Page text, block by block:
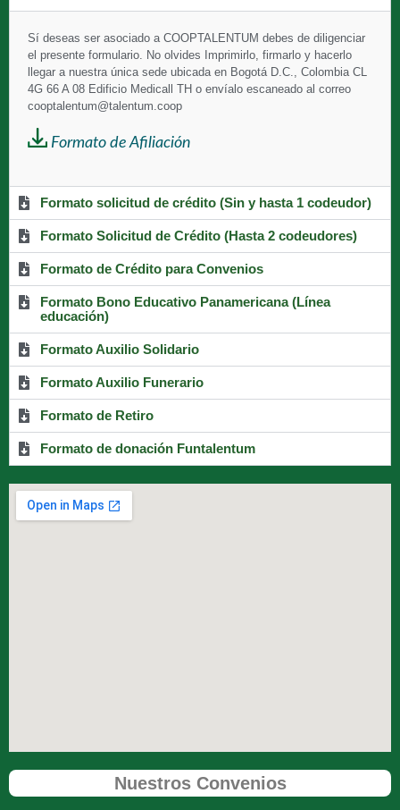
Sí deseas ser asociado a COOPTALENTUM debes de diligenciar
el presente formulario. No olvides Imprimirlo, firmarlo y hacerlo
llegar a nuestra única sede ubicada en Bogotá D.C., Colombia CL
4G 66 A 08 Edificio Medicall TH o envíalo escaneado al correo
cooptalentum@talentum.coop
Formato de Afiliación
Formato solicitud de crédito (Sin y hasta 1 codeudor)
Formato Solicitud de Crédito (Hasta 2 codeudores)
Formato de Crédito para Convenios
Formato Bono Educativo Panamericana (Línea
educación)
Formato Auxilio Solidario
Formato Auxilio Funerario
Formato de Retiro
Formato de donación Funtalentum
Nuestros Convenios